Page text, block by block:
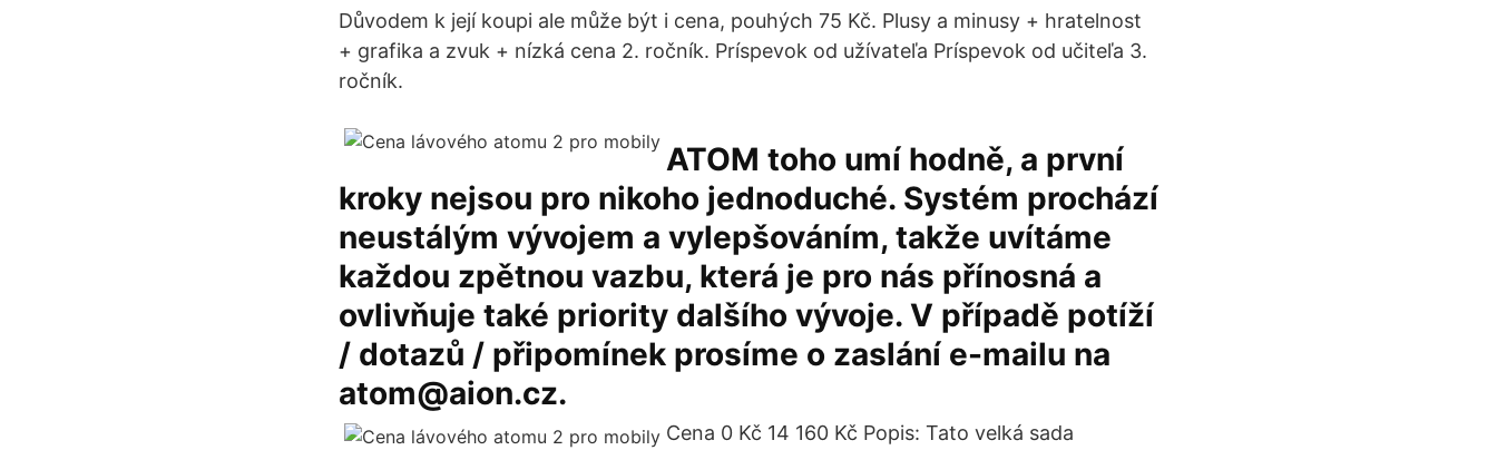
Důvodem k její koupi ale může být i cena, pouhých 75 Kč. Plusy a minusy + hratelnost
+ grafika a zvuk + nízká cena 2. ročník. Príspevok od užívateľa Príspevok od učiteľa 3.
ročník.
ATOM toho umí hodně, a první
kroky nejsou pro nikoho jednoduché. Systém prochází
neustálým vývojem a vylepšováním, takže uvítáme
každou zpětnou vazbu, která je pro nás přínosná a
ovlivňuje také priority dalšího vývoje. V případě potíží
/ dotazů / připomínek prosíme o zaslání e-mailu na
atom@aion.cz.
Cena 0 Kč 14 160 Kč Popis: Tato velká sada